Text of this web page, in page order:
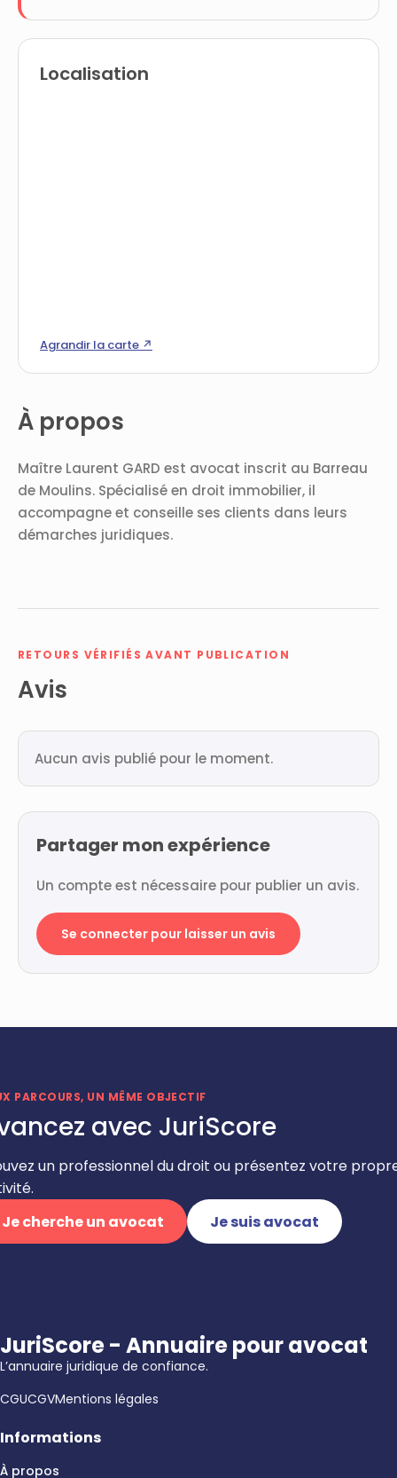
À propos
Maître Laurent GARD est avocat inscrit au Barreau
de Moulins. Spécialisé en droit immobilier, il
accompagne et conseille ses clients dans leurs
démarches juridiques.
RETOURS VÉRIFIÉS AVANT PUBLICATION
Avis
Aucun avis publié pour le moment.
Partager mon expérience
Un compte est nécessaire pour publier un avis.
Se connecter pour laisser un avis
Localisation
Agrandir la carte ↗
PARCOURS, UN MÊME OBJECTIF
avec JuriScore
un professionnel du droit ou présentez votre
Je cherche un avocat
Je suis avocat
JuriScore - Annuaire pour avocat
L’annuaire juridique de confiance.
CGUCGVMentions légales
Informations
À propos